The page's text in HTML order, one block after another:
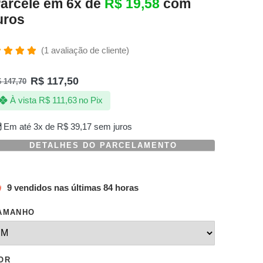
em 6x de R$ 19,58 com
de 5,
(1avaliação de cliente)
147,70 R$ 117,50
Em até 3x de R$39,17sem juros
À vista R$111,63 no Pix
DETALHES DO PARCELAMENTO
9 vendidos nas últimas 84 horas